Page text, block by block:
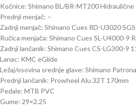
Kočnice: Shimano BL/BR-MT200 Hidraulične
Prednji menjač: –
Zadnji menjač: Shimano Cues RD-U3020 SGS
Ručica menjača: Shimano Cues SL-U4000-9
Zadnji lančanik: Shimano Cues CS-LG300-9
Lanac: KMC eGlide
Ležaj/osovina srednje glave: Shimano
Prednji lančanik: Prowheel Alu 32T 170mm
Pedale: MTB PVC
Gume: 29×2.25